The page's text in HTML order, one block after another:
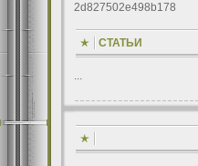
2d827502e498b178
СТАТЬИ
...